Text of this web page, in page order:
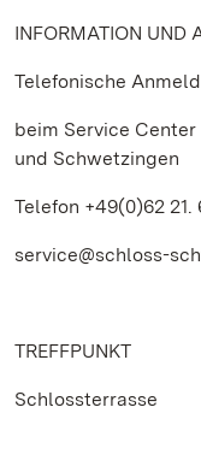
INFORMATION UND
Telefonische
beim Service
und Schwetzingen
Telefon +49(0)62 21.
service@schloss-
TREFFPUNKT
Schlossterrasse